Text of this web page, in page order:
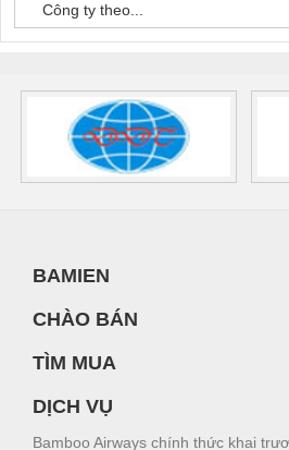
Công ty theo...
BAMIEN
CHÀO BÁN
TÌM MUA
DỊCH VỤ
Bamboo Airways chính thức khai